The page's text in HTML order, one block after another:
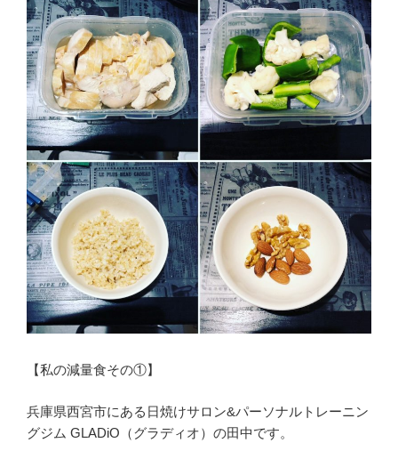
【私の減量食その①】
兵庫県西宮市にある日焼けサロン&パーソナルトレーニン
グジム GLADiO（グラディオ）の田中です。